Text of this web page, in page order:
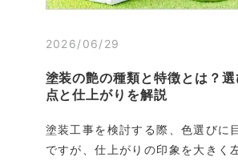
2026/06/29
塗装の艶の種類と特徴とは？
点と仕上がりを解説
塗装工事を検討する際、色選びに
ですが、仕上がりの印象を大きく